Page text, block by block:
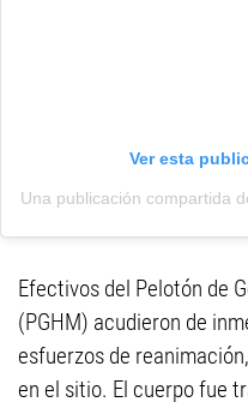
Ver esta
Efectivos del Pelotón de
(PGHM) acudieron de
esfuerzos de
en el sitio. El cuerpo fue